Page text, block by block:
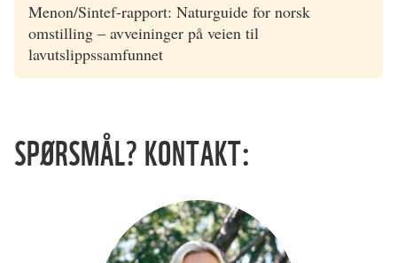
Menon/Sintef-rapport: Naturguide for norsk
omstilling – avveininger på veien til
lavutslippssamfunnet
SPØRSMÅL? KONTAKT: